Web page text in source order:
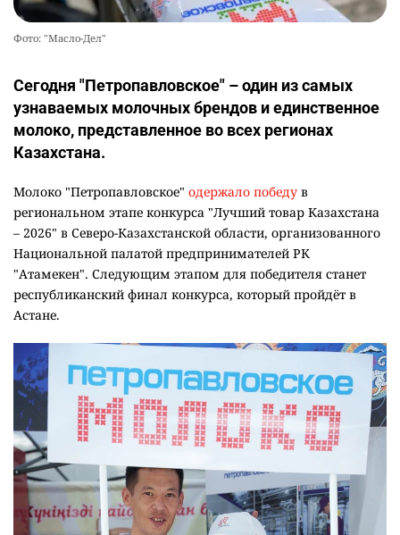
Фото: "Масло-Дел"
Сегодня "Петропавловское" – один из самых
узнаваемых молочных брендов и единственное
молоко, представленное во всех регионах
Казахстана.
Молоко "Петропавловское" одержало победу в
региональном этапе конкурса "Лучший товар Казахстана
– 2026" в Северо-Казахстанской области, организованного
Национальной палатой предпринимателей РК
"Атамекен". Следующим этапом для победителя станет
республиканский финал конкурса, который пройдёт в
Астане.